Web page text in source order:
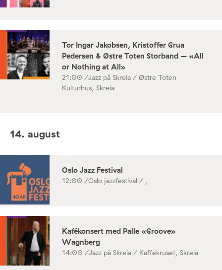
Tor Ingar Jakobsen, Kristoffer Grua
Pedersen & Østre Toten Storband – «All
or Nothing at All»
21:00 /Jazz på Skreia / Østre Toten
Kulturhus, Skreia
14. august
Oslo Jazz Festival
12:00 /Oslo jazzfestival / ,
Kafékonsert med Palle «Groove»
Wagnberg
14:00 /Jazz på Skreia / Kaffekruset, Skreia